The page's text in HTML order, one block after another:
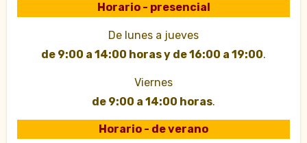
Horario - presencial
De lunes a jueves
de 9:00 a 14:00 horas y de 16:00 a 19:00.
Viernes
de 9:00 a 14:00 horas.
Horario - de verano